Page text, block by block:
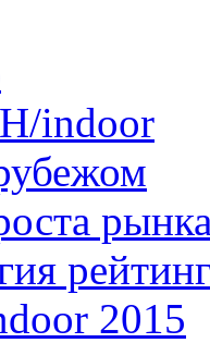
indoor
2015